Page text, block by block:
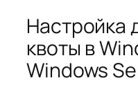
Настройка
квоты в
Windows